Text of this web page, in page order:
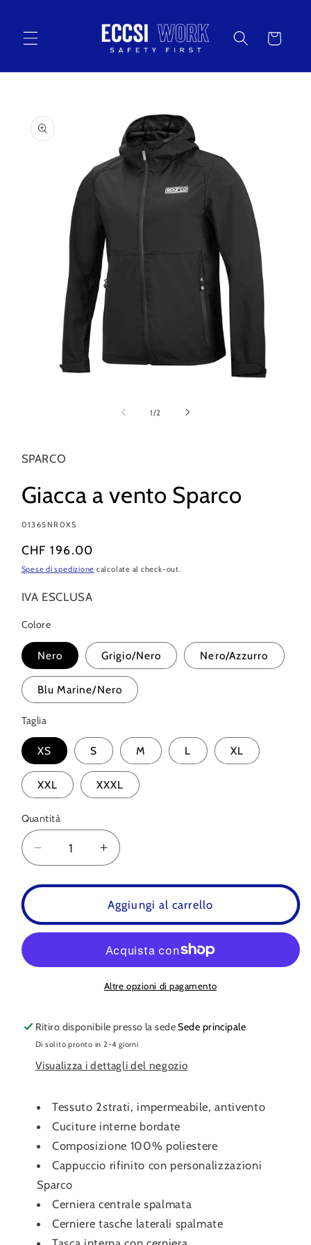
ai contenuti
Carrello
informazioni
sul prodotto
modale
1/su
2
SPARCO
Giacca a vento Sparco
SKU:
01365NR0XS
Prezzo
di
CHF 196.00
Spese di spedizione calcolate al check-out.
IVA ESCLUSA
Colore
Nero Grigio/Nero Nero/Azzurro
Blu Marine/Nero
Taglia
XS S M L XL
XXL XXXL
Quantità
Quantità
Diminuisci
quantità
per
a
vento
Aumenta
quantità
per
Giacca
a
vento
Sparco
Aggiungi al carrello
Altre opzioni di pagamento
Ritiro disponibile presso la sedeSede principale
Di solito pronto in 2-4 giorni
Visualizza i dettagli del negozio
Tessuto 2strati, impermeabile, antivento
Cuciture interne bordate
Composizione 100% poliestere
Cappuccio rifinito con personalizzazioni
Sparco
Cerniera centrale spalmata
Cerniere tasche laterali spalmate